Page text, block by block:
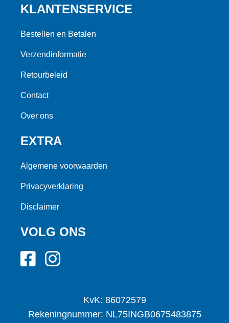
KLANTENSERVICE
Bestellen en Betalen
Verzendinformatie
Retourbeleid
Contact
Over ons
EXTRA
Algemene voorwaarden
Privacyverklaring
Disclaimer
VOLG ONS
KvK: 86072579
Rekeningnummer: NL75INGB0675483875